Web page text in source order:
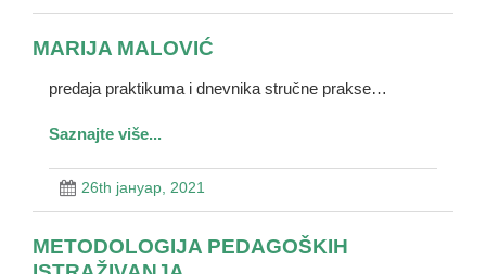
MARIJA MALOVIĆ
predaja praktikuma i dnevnika stručne prakse…
Saznajte više...
26th јануар, 2021
METODOLOGIJA PEDAGOŠKIH